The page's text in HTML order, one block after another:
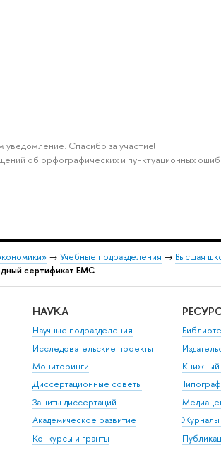
Спасибо за участие!
об орфографических и пунктуационных
→ Учебные подразделения → Высшая
сертификат ЕМС
НАУКА
Научные подразделения
Исследовательские проекты
Мониторинги
Диссертационные советы
Защиты диссертаций
Академическое развитие
Конкурсы и гранты
Книжный